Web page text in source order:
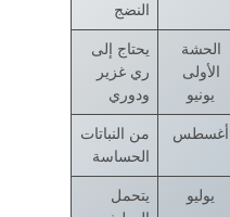
النضج
الحشة
الأولى
يونيو
يحتاج إلى
ري غزير
ودوري
أغسطس
من النباتات
الحساسة
يوليو
يتحمل